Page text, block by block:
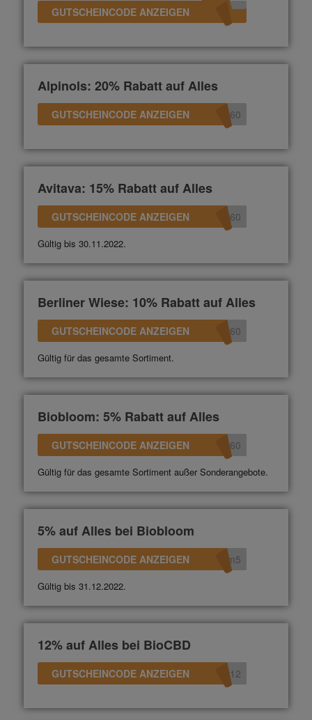
GUTSCHEINCODE ANZEIGEN
Alpinols: 20% Rabatt auf Alles
GUTSCHEINCODE ANZEIGEN 360
Avitava: 15% Rabatt auf Alles
GUTSCHEINCODE ANZEIGEN 360
Gültig bis 30.11.2022.
Berliner Wiese: 10% Rabatt auf Alles
GUTSCHEINCODE ANZEIGEN 360
Gültig für das gesamte Sortiment.
Biobloom: 5% Rabatt auf Alles
GUTSCHEINCODE ANZEIGEN 360
Gültig für das gesamte Sortiment außer Sonderangebote.
5% auf Alles bei Biobloom
GUTSCHEINCODE ANZEIGEN om5
Gültig bis 31.12.2022.
12% auf Alles bei BioCBD
GUTSCHEINCODE ANZEIGEN D12